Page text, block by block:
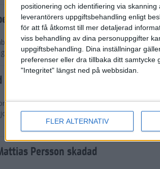
positionering och identifiering via
leverantörers uppgiftsbehandling enligt
för att få åtkomst till mer detaljerad
viss behandling av dina personuppgifter
uppgiftsbehandling. Dina inställningar
preferenser eller dra tillbaka ditt samtycke
"Integritet" längst ned på webbsidan.
FLER ALTERNATIV
i Paris
av landets kvinnliga maratonlöpare,
Nyberger
inför Paris Marathon nästa helg
i Vallentuna utanför Stockholm i
Persson skadad